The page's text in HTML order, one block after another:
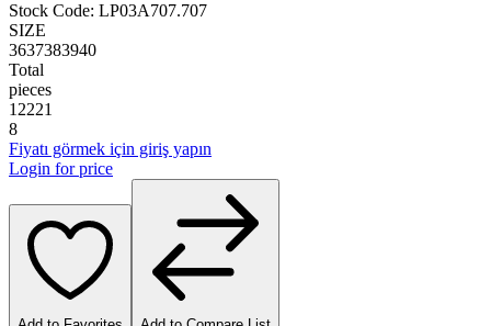
Stock Code: LP03A707.707
SIZE
3637383940
Total
pieces
12221
8
Fiyatı görmek için giriş yapın
Login for price